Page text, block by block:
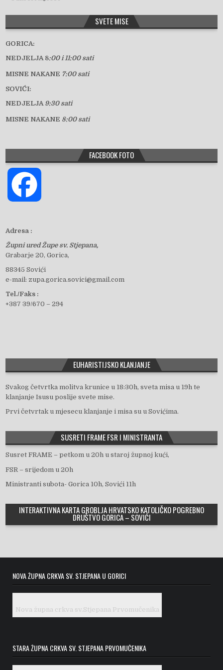
SVETE MISE
GORICA:
NEDJELJA 8:00 i 11:00 sati
MISNE NAKANE 7:00 sati
SOVIĆI:
NEDJELJA 9:30 sati
MISNE NAKANE 8:00 sati
FACEBOOK FOTO
c
o
Adresa :
Župni ured Župe sv. Stjepana,
Grabarje 20, Gorica,
88345 Sovići
e-mail: zupa.gorica.sovici@gmail.com
Tel./Faks :
+387 39/670 – 294
EUHARISTIJSKO KLANJANJE
Svakog četvrtka molitva krunice u 18:30h, sveta misa u 19h te
klanjanje Isusu poslije svete mise.
Prvi četvrtak u mjesecu klanjanje i misa su u Sovićima.
SUSRETI FRAME FSR I MINISTRANTA
Susret FRAME – petkom u 20h u staroj župnoj kući,
FSR – srijedom u 20h
Ministranti subota- Gorica 10h, Sovići 11h
INTERAKTIVNA KARTA GROBLJA HRVATSKO KATOLIČKO POGREBNO
DRUŠTVO GORICA – SOVIĆI
NOVA ŽUPNA CRKVA SV. STJEPANA U GORICI
Nova župna crkva sv.Stjepana Prvomučenika
STARA ŽUPNA CRKVA SV. STJEPANA PRVOMUČENIKA